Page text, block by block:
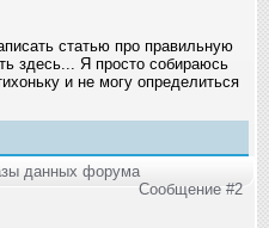
статью про правильную
здесь... Я просто собираюсь
и не могу определиться
данных форума
Сообщение #2